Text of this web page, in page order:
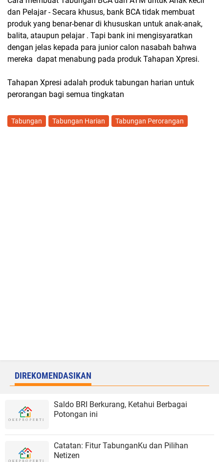
dan Pelajar - Secara khusus, bank BCA tidak membuat
produk yang benar-benar di khususkan untuk anak-anak,
balita, ataupun pelajar . Tapi bank ini mengisyaratkan
dengan jelas kepada para junior calon nasabah bahwa
mereka dapat menabung pada produk Tahapan Xpresi.
Tahapan Xpresi adalah produk tabungan harian untuk
perorangan bagi semua tingkatan
Tabungan Tabungan Harian Tabungan Perorangan
DIREKOMENDASIKAN
Saldo BRI Berkurang, Ketahui Berbagai
Potongan ini
Catatan: Fitur TabunganKu dan Pilihan
Netizen